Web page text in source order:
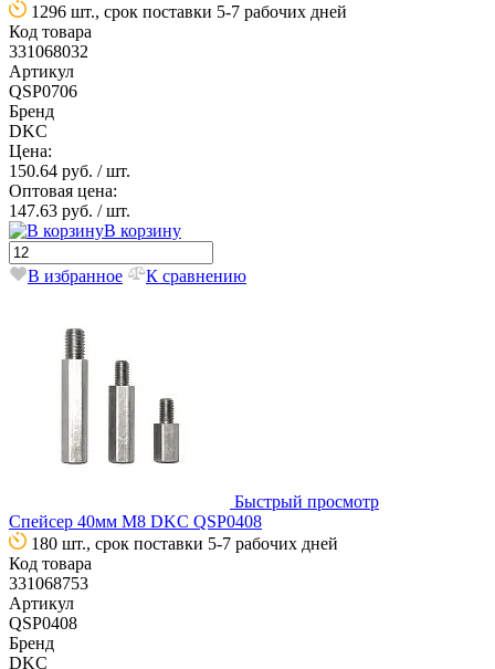
1296 шт., срок поставки 5-7 рабочих дней
Код товара
331068032
Артикул
QSP0706
Бренд
DKC
Цена:
150.64 руб. / шт.
Оптовая цена:
147.63 руб. / шт.
В корзину
В избранное К сравнению
Быстрый просмотр
Спейсер 40мм М8 DKC QSP0408
180 шт., срок поставки 5-7 рабочих дней
Код товара
331068753
Артикул
QSP0408
Бренд
DKC